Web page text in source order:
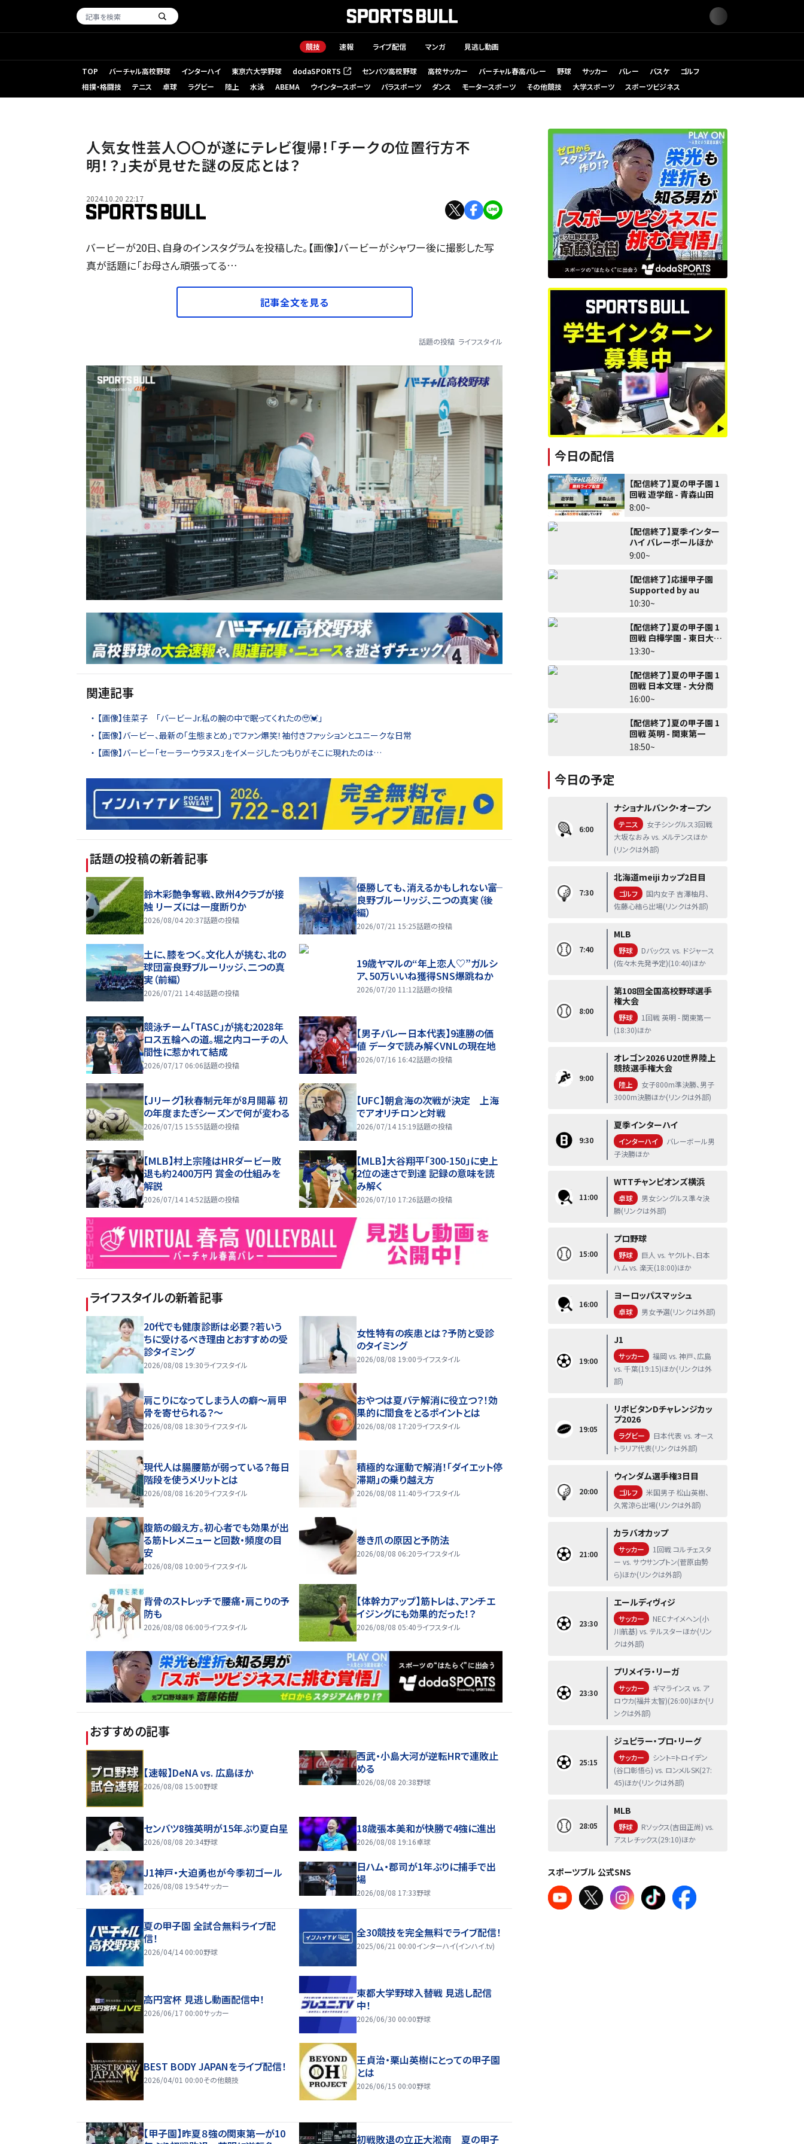
競技 速報 ライブ配信 マンガ 見逃し動画
TOP バーチャル高校野球 インターハイ 東京六大学野球 dodaSPORTS
（新しいタブで開く） センバツ高校野球 高校サッカー バーチャル春高バレー 野球 サッカー バレー バスケ
ゴルフ
相撲・格闘技
テニス 卓球 ラグビー 陸上 水泳 ABEMA ウインタースポーツ パラスポーツ ダンス モータースポーツ その他競技 大学スポーツ スポーツビジネス
人気女性芸人〇〇が遂にテレビ復帰！「チークの位置行方不
明！？」夫が見せた謎の反応とは？
2024.10.20 22:17
バービーが20日、自身のインスタグラムを投稿した。【画像】バービーがシャワー後に撮影した写
真が話題に「お母さん頑張ってる…
記事全文を見る
話題の投稿 ライフスタイル
関連記事
【画像】佳菜子 「バービーJr.私の腕の中で眠ってくれたの🥹💓」
【画像】バービー、最新の「生態まとめ」でファン爆笑！袖付きファッションとユニークな日常
【画像】バービー「セーラーウラヌス」をイメージしたつもりがそこに現れたのは…
話題の投稿の新着記事
鈴木彩艶争奪戦、欧州4クラブが接
触 リーズには一度断りか
2026/08/04 20:37話題の投稿
優勝しても、消えるかもしれない――富
良野ブルーリッジ、二つの真実（後
編）
2026/07/21 15:25話題の投稿
土に、膝をつく。文化人が挑む、北の
球団――富良野ブルーリッジ、二つの真
実（前編）
2026/07/21 14:48話題の投稿
19歳ヤマルの“年上恋人♡”ガルシ
ア、50万いいね獲得SNS爆跳ねか
2026/07/20 11:12話題の投稿
競泳チーム「TASC」が挑む2028年
ロス五輪への道。堀之内コーチの人
間性に惹かれて結成
2026/07/17 06:06話題の投稿
【男子バレー日本代表】9連勝の価
値 データで読み解くVNLの現在地
2026/07/16 16:42話題の投稿
【Jリーグ】秋春制元年が8月開幕 初
の年度またぎシーズンで何が変わる
2026/07/15 15:55話題の投稿
【UFC】朝倉海の次戦が決定 上海
でアオリチロンと対戦
2026/07/14 15:19話題の投稿
【MLB】村上宗隆はHRダービー敗
退も約2400万円 賞金の仕組みを
解説
2026/07/14 14:52話題の投稿
【MLB】大谷翔平「300-150」に史上
2位の速さで到達 記録の意味を読
み解く
2026/07/10 17:26話題の投稿
ライフスタイルの新着記事
20代でも健康診断は必要？若いう
ちに受けるべき理由とおすすめの受
診タイミング
2026/08/08 19:30ライフスタイル
女性特有の疾患とは？予防と受診
のタイミング
2026/08/08 19:00ライフスタイル
肩こりになってしまう人の癖～肩甲
骨を寄せられる？～
2026/08/08 18:30ライフスタイル
おやつは夏バテ解消に役立つ？！効
果的に間食をとるポイントとは
2026/08/08 17:20ライフスタイル
現代人は腸腰筋が弱っている？毎日
階段を使うメリットとは
2026/08/08 16:20ライフスタイル
積極的な運動で解消！「ダイエット停
滞期」の乗り越え方
2026/08/08 11:40ライフスタイル
腹筋の鍛え方。初心者でも効果が出
る筋トレメニューと回数・頻度の目
安
2026/08/08 10:00ライフスタイル
巻き爪の原因と予防法
2026/08/08 06:20ライフスタイル
背骨のストレッチで腰痛・肩こりの予
防も
2026/08/08 06:00ライフスタイル
【体幹力アップ】筋トレは、アンチエ
イジングにも効果的だった！？
2026/08/08 05:40ライフスタイル
おすすめの記事
【速報】DeNA vs. 広島ほか
2026/08/08 15:00野球
西武・小島大河が逆転HRで連敗止
める
2026/08/08 20:38野球
センバツ8強英明が15年ぶり夏白星
2026/08/08 20:34野球
18歳張本美和が快勝で4強に進出
2026/08/08 19:16卓球
J1神戸・大迫勇也が今季初ゴール
2026/08/08 19:54サッカー
日ハム・郡司が1年ぶりに捕手で出
場
2026/08/08 17:33野球
夏の甲子園 全試合無料ライブ配
信！
2026/04/14 00:00野球
全30競技を完全無料でライブ配信！
2025/06/21 00:00インターハイ(インハイ.tv)
高円宮杯 見逃し動画配信中！
2026/06/17 00:00サッカー
東都大学野球入替戦 見逃し配信
中！
2026/06/30 00:00野球
BEST BODY JAPANをライブ配信！
2026/04/01 00:00その他競技
王貞治・栗山英樹にとっての甲子園
とは
2026/06/15 00:00野球
【甲子園】昨夏８強の関東第一が10
初戦敗退の立正大淞南 夏の甲子
今日の配信
【配信終了】夏の甲子園 1
回戦 遊学館 - 青森山田
8:00~
【配信終了】夏季インター
ハイ バレーボールほか
9:00~
【配信終了】応援甲子園
Supported by au
10:30~
【配信終了】夏の甲子園 1
回戦 白樺学園 - 東日大昌
平
13:30~
【配信終了】夏の甲子園 1
回戦 日本文理 - 大分商
16:00~
【配信終了】夏の甲子園 1
回戦 英明 - 関東第一
18:50~
今日の予定
6:00
ナショナルバンク・オープン
テニス
女子シングルス3回戦
大坂なおみ vs. メルテンスほか
(リンクは外部)
7:30
北海道meiji カップ2日目
ゴルフ
国内女子 吉澤柚月、
佐藤心結ら出場(リンクは外部)
7:40
MLB
野球
Dバックス vs. ドジャース
(佐々木先発予定)(10:40)ほか
8:00
第108回全国高校野球選手
権大会
野球
1回戦 英明 - 関東第一
(18:30)ほか
9:00
オレゴン2026 U20世界陸上
競技選手権大会
陸上
女子800m準決勝、男子
3000m決勝ほか(リンクは外部)
9:30
夏季インターハイ
インターハイ
バレーボール男
子決勝ほか
11:00
WTTチャンピオンズ横浜
卓球
男女シングルス準々決
勝(リンクは外部)
15:00
プロ野球
野球
巨人 vs. ヤクルト、日本
ハム vs. 楽天(18:00)ほか
16:00
ヨーロッパスマッシュ
卓球 男女予選(リンクは外部)
19:00
J1
サッカー
福岡 vs. 神戸、広島
vs. 千葉(19:15)ほか(リンクは外
部)
19:05
リポビタンDチャレンジカッ
プ2026
ラグビー
日本代表 vs. オース
トラリア代表(リンクは外部)
20:00
ウィンダム選手権3日目
ゴルフ
米国男子 松山英樹、
久常涼ら出場(リンクは外部)
21:00
カラバオカップ
サッカー
1回戦 コルチェスタ
ー vs. サウサンプトン(菅原由勢
ら)ほか(リンクは外部)
23:30
エールディヴィジ
サッカー
NECナイメヘン(小
川航基) vs. テルスターほか(リン
クは外部)
23:30
プリメイラ・リーガ
サッカー
ギマラインス vs. ア
ロウカ(福井太智)(26:00)ほか(リ
ンクは外部)
25:15
ジュピラー・プロ・リーグ
サッカー
シント=トロイデン
(谷口彰悟ら) vs. ロンメルSK(27:
45)ほか(リンクは外部)
28:05
MLB
野球
Rソックス(吉田正尚) vs.
アスレチックス(29:10)ほか
スポーツブル 公式SNS